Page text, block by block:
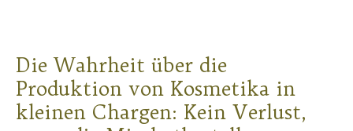
Die Wahrheit über die
Produktion von Kosmetika in
kleinen Chargen: Kein Verlust,